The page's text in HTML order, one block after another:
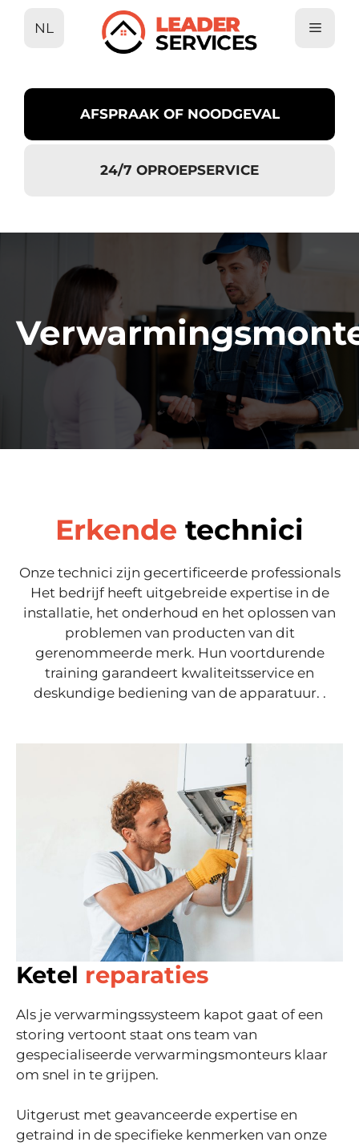
NL
AFSPRAAK OF NOODGEVAL
24/7 OPROEPSERVICE
Erkende technici
Onze technici zijn gecertificeerde professionals
Het bedrijf heeft uitgebreide expertise in de
installatie, het onderhoud en het oplossen van
problemen van producten van dit
gerenommeerde merk. Hun voortdurende
training garandeert kwaliteitsservice en
deskundige bediening van de apparatuur. .
Ketel reparaties
Als je verwarmingssysteem kapot gaat of een
storing vertoont staat ons team van
gespecialiseerde verwarmingsmonteurs klaar
om snel in te grijpen.
Uitgerust met geavanceerde expertise en
getraind in de specifieke kenmerken van onze